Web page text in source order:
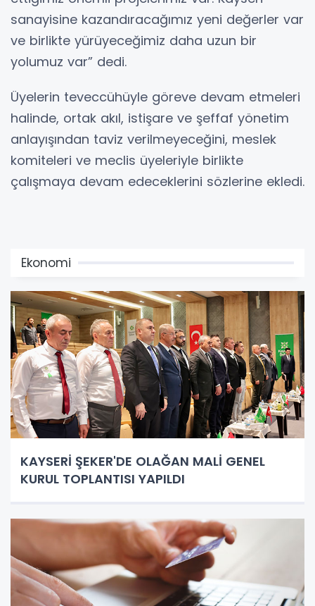
sanayisine kazandıracağımız yeni değerler var
ve birlikte yürüyeceğimiz daha uzun bir
yolumuz var” dedi.
Üyelerin teveccühüyle göreve devam etmeleri
halinde, ortak akıl, istişare ve şeffaf yönetim
anlayışından taviz verilmeyeceğini, meslek
komiteleri ve meclis üyeleriyle birlikte
çalışmaya devam edeceklerini sözlerine ekledi.
Ekonomi
KAYSERİ ŞEKER'DE OLAĞAN MALİ GENEL
KURUL TOPLANTISI YAPILDI